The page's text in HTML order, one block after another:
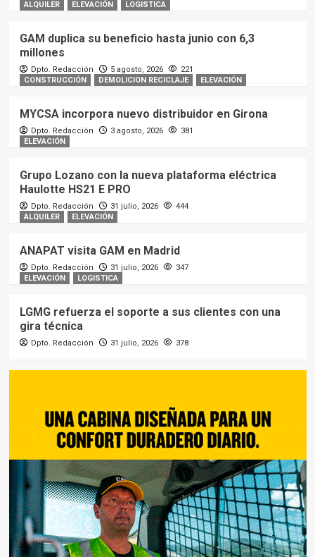
ALQUILER
ELEVACIÓN LOGISTICA
GAM duplica su beneficio hasta junio con 6,3
millones
Dpto. Redacción 5 agosto, 2026
221
CONSTRUCCIÓN
DEMOLICION RECICLAJE ELEVACIÓN
MYCSA incorpora nuevo distribuidor en Girona
Dpto. Redacción 3 agosto, 2026
381
ELEVACIÓN
Grupo Lozano con la nueva plataforma eléctrica
Haulotte HS21 E PRO
Dpto. Redacción 31 julio, 2026
444
ALQUILER
ELEVACIÓN
ANAPAT visita GAM en Madrid
Dpto. Redacción 31 julio, 2026
347
ELEVACIÓN
LOGISTICA
LGMG refuerza el soporte a sus clientes con una
gira técnica
Dpto. Redacción 31 julio, 2026 378